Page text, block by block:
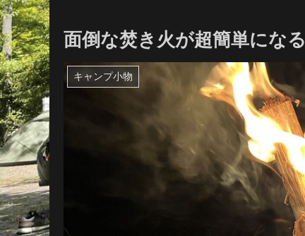
面倒な焚き火が超簡単にな
キャンプ小物